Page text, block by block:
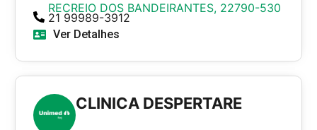
RECREIO DOS BANDEIRANTES, 22790-530
21 99989-3912
Ver Detalhes
CLINICA DESPERTARE